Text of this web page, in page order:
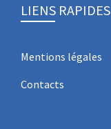
LIENS RAPIDES
Mentions légales
Contacts